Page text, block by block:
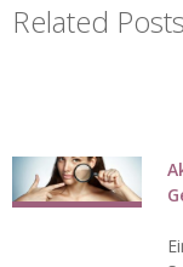
Related Posts